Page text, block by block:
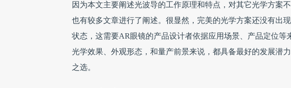
因为本文主要阐述光波导的工作原理和特点，对其它光学方案
也有较多文章进行了阐述。很显然，完美的光学方案还没有出
状态，这需要AR眼镜的产品设计者依据应用场景、产品定位等
光学效果、外观形态，和量产前景来说，都具备最好的发展潜
之选。